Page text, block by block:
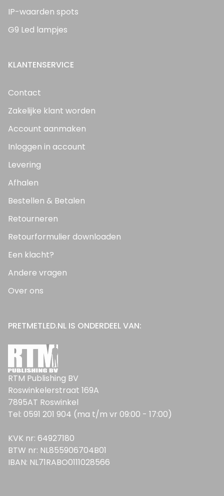
IP-waarden spots
G9 Led lampjes
KLANTENSERVICE
Contact
Zakelijke klant worden
Account aanmaken
Inloggen in account
Levering
Afhalen
Bestellen & Betalen
Retourneren
Retourformulier downloaden
Een klacht?
Andere vragen
Over ons
PRETMETLED.NL IS ONDERDEEL VAN:
RTM Publishing BV
Roswinkelerstraat 169A
7895AT Roswinkel
Tel: 0591 201 904 (ma t/m vr 09:00 - 17:00)
KVK nr: 64927180
BTW nr: NL855906704B01
IBAN: NL71RABO0111028566